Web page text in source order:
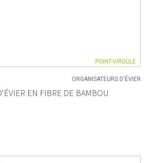
POINT-VIRGULE
ORGANISATEURS D'ÉVIER
EN FIBRE DE BAMBOU